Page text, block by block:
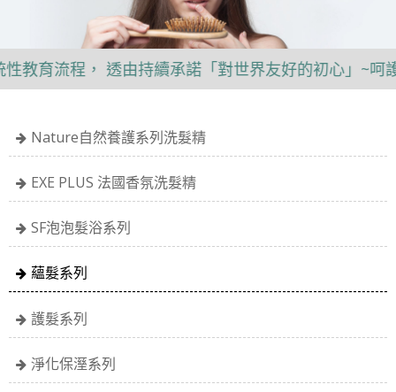
程， 透由持續承諾「對世界友好的初心」~呵護您的
Nature自然養護系列洗髮精
EXE PLUS 法國香氛洗髮精
SF泡泡髮浴系列
蘊髮系列
護髮系列
淨化保溼系列